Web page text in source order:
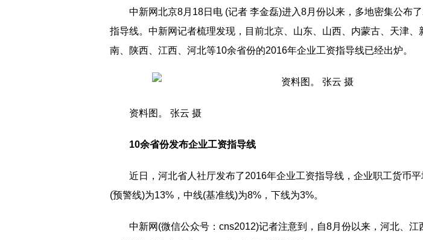
中新网北京8月18日电 (记者 李金磊)进入8月份以来，多地密集公布
指导线。中新网记者梳理发现，目前北京、山东、山西、内蒙古、天津、
南、陕西、江西、河北等10余省份的2016年企业工资指导线已经出炉。
资料图。 张云 摄
10余省份发布企业工资指导线
近日，河北省人社厅发布了2016年企业工资指导线，企业职工货币
(预警线)为13%，中线(基准线)为8%，下线为3%。
中新网(微信公众号：cns2012)记者注意到，自8月份以来，河北、江